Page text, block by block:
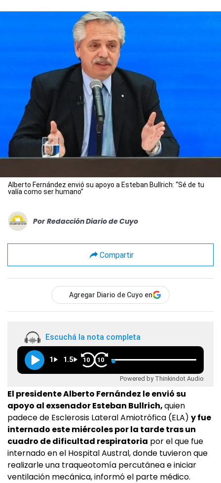
Alberto Fernández envió su apoyo a Esteban Bullrich: “Sé de tu
valía como ser humano”
Por Redacción Diario de Cuyo
Compartir
Agregar Diario de Cuyo en
Escuchá la nota completa
1 1.5 10 10
Powered by Thinkindot Audio
El presidente Alberto Fernández le envió su
apoyo al exsenador Esteban Bullrich,quien
padece de Esclerosis Lateral Amiotrófica (ELA) y fue
internado este miércoles por la tarde tras un
cuadro de dificultad respiratoria por el que fue
internado en el Hospital Austral, donde tuvieron que
realizarle una traqueotomía percutánea e iniciar
ventilación mecánica, informó el parte médico.